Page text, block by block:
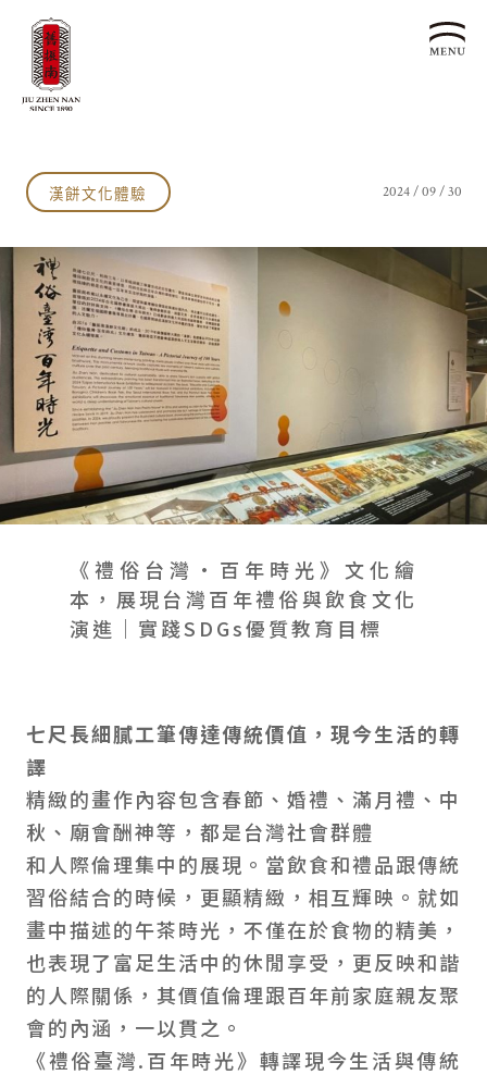
品牌故事
歷史沿革
認識漢餅文化
文化生活誌
24節氣文化
漢餅文化
漢餅文化體驗館
漢餅文化館
文化體驗
產品服務
產品介紹
企業客製贈禮區
預約品鑑
喜餅預約
企業永續
企業永續發展 ESG
永續新聞集
利害關係人
最新消息
聯絡我們
全台據點
客服中心
會員禮遇
線上購物 會員禮遇 企業客製
漢餅文化體驗 2024 / 09 / 30
《禮俗台灣•百年時光》文化繪
本，展現台灣百年禮俗與飲食文化
演進｜實踐SDGs優質教育目標
七尺長細膩工筆傳達傳統價值，現今生活的轉
譯
精緻的畫作內容包含春節、婚禮、滿月禮、中
秋、廟會酬神等，都是台灣社會群體
和人際倫理集中的展現。當飲食和禮品跟傳統
習俗結合的時候，更顯精緻，相互輝映。就如
畫中描述的午茶時光，不僅在於食物的精美，
也表現了富足生活中的休閒享受，更反映和諧
的人際關係，其價值倫理跟百年前家庭親友聚
會的內涵，一以貫之。
《禮俗臺灣.百年時光》轉譯現今生活與傳統